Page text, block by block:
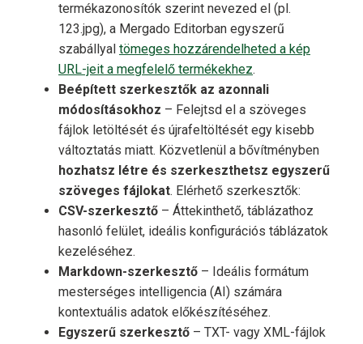
termékazonosítók szerint nevezed el (pl.
123.jpg), a Mergado Editorban egyszerű
szabállyal tömeges hozzárendelheted a kép
URL-jeit a megfelelő termékekhez.
Beépített szerkesztők az azonnali
módosításokhoz – Felejtsd el a szöveges
fájlok letöltését és újrafeltöltését egy kisebb
változtatás miatt. Közvetlenül a bővítményben
hozhatsz létre és szerkeszthetsz egyszerű
szöveges fájlokat. Elérhető szerkesztők:
CSV-szerkesztő – Áttekinthető, táblázathoz
hasonló felület, ideális konfigurációs táblázatok
kezeléséhez.
Markdown-szerkesztő – Ideális formátum
mesterséges intelligencia (AI) számára
kontextuális adatok előkészítéséhez.
Egyszerű szerkesztő – TXT- vagy XML-fájlok